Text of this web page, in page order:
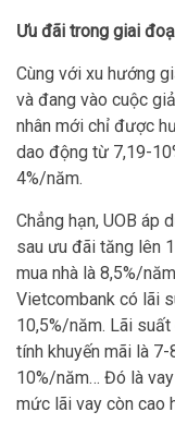
Ưu đãi trong giai
Cùng với xu hướng
và đang vào cuộc
nhân mới chỉ được
dao động từ 7,19-
4%/năm.
Chẳng hạn, UOB áp
sau ưu đãi tăng lên
mua nhà là 8,5%/
Vietcombank có lãi
10,5%/năm. Lãi suất
tính khuyến mãi là
10%/năm… Đó là vay
mức lãi vay còn cao